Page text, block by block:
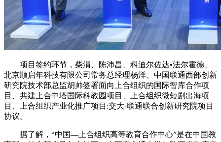
项目签约环节，柴渭、陈沛昌、科迪尔佐达•法尔霍德、
北京顺启年科技有限公司常务总经理杨洋、中国联通西部创新
研究院技术部总监胡帅签署面向上合组织的国际智库合作项
目、共建上合中塔国际科教园项目、上合组织微短剧出海项
目、上合组织产业化推广项目:交大-联通联合创新研究院项目
协议。
据了解，“中国—上合组织高等教育合作中心”是在中国教